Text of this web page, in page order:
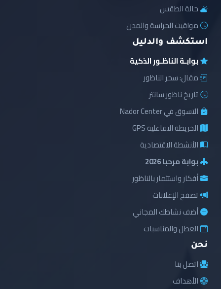
حالة الطقس
مواقيت الحراسة والمدن
استكشف والدليل
بوابـة الناظـور الذكية
مقال: سحر الناظور
تاريخ ناظور سانتر
التسوق في Nador Center
الخريطة التفاعلية GPS
الأنشطة الاقتصادية
بوابة مرحبا 2026
أفكار واستثمار بالناظور
تصفح الإعلانات
أضف نشاطك المجاني
العطل والمناسبات
نحن
اتصل بنا
الأهداف